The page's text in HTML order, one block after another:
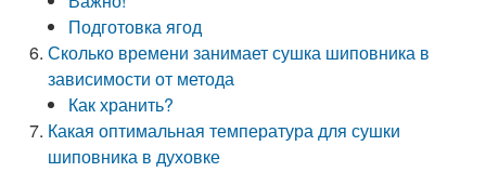
Подготовка ягод
Сколько времени занимает сушка шиповника в
зависимости от метода
Как хранить?
Какая оптимальная температура для сушки
шиповника в духовке